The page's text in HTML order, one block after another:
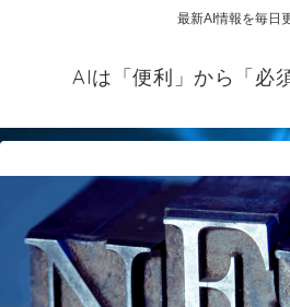
最新AI情報を毎日
AIは「便利」から「必